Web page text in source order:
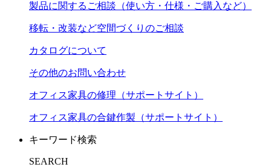
製品に関するご相談（使い方・仕様・ご購入など）
移転・改装など空間づくりのご相談
カタログについて
その他のお問い合わせ
オフィス家具の修理（サポートサイト）
オフィス家具の合鍵作製（サポートサイト）
キーワード検索
SEARCH